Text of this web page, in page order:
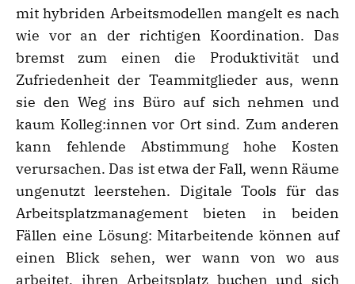
mit hybriden Arbeitsmodellen mangelt es nach
wie vor an der richtigen Koordination. Das
bremst zum einen die Produktivität und
Zufriedenheit der Teammitglieder aus, wenn
sie den Weg ins Büro auf sich nehmen und
kaum Kolleg:innen vor Ort sind. Zum anderen
kann fehlende Abstimmung hohe Kosten
verursachen. Das ist etwa der Fall, wenn Räume
ungenutzt leerstehen. Digitale Tools für das
Arbeitsplatzmanagement bieten in beiden
Fällen eine Lösung: Mitarbeitende können auf
einen Blick sehen, wer wann von wo aus
arbeitet, ihren Arbeitsplatz buchen und sich